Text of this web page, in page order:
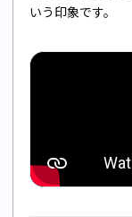
いう印象です。